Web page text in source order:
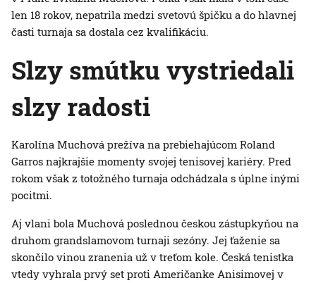
len 18 rokov, nepatrila medzi svetovú špičku a do hlavnej
časti turnaja sa dostala cez kvalifikáciu.
Slzy smútku vystriedali
slzy radosti
Karolína Muchová prežíva na prebiehajúcom Roland
Garros najkrajšie momenty svojej tenisovej kariéry. Pred
rokom však z totožného turnaja odchádzala s úplne inými
pocitmi.
Aj vlani bola Muchová poslednou českou zástupkyňou na
druhom grandslamovom turnaji sezóny. Jej ťaženie sa
skončilo vinou zranenia už v treťom kole. Česká tenistka
vtedy vyhrala prvý set proti Američanke Anisimovej v